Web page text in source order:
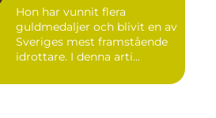
Hon har vunnit flera
guldmedaljer och blivit en av
Sveriges mest framstående
idrottare. I denna arti...